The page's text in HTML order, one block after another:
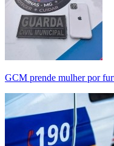
GCM prende mulher por